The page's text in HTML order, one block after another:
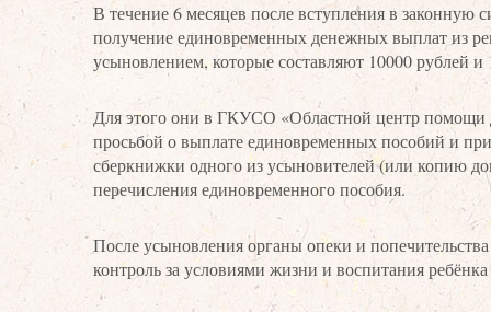
В течение 6 месяцев после вступления в
получение единовременных денежных выплат из
усыновлением, которые составляют 10000 рублей и
Для этого они в ГКУСО «Областной центр помощи
просьбой о выплате единовременных пособий и
сберкнижки одного из усыновителей (или копию
перечисления единовременного пособия.
После усыновления органы опеки и
контроль за условиями жизни и воспитания